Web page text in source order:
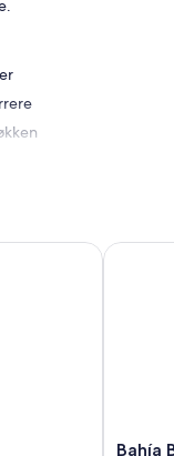
Bahía
Bahía
Bahía